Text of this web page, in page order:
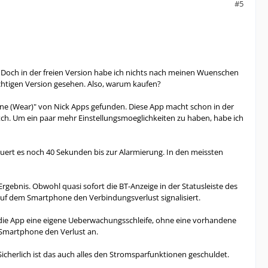
#5
in der freien Version habe ich nichts nach meinen Wuenschen
Version gesehen. Also, warum kaufen?
(Wear)" von Nick Apps gefunden. Diese App macht schon in der
Um ein paar mehr Einstellungsmoeglichkeiten zu haben, habe ich
es noch 40 Sekunden bis zur Alarmierung. In den meissten
Obwohl quasi sofort die BT-Anzeige in der Statusleiste des
dem Smartphone den Verbindungsverlust signalisiert.
App eine eigene Ueberwachungsschleife, ohne eine vorhandene
den Verlust an.
ist das auch alles den Stromsparfunktionen geschuldet.